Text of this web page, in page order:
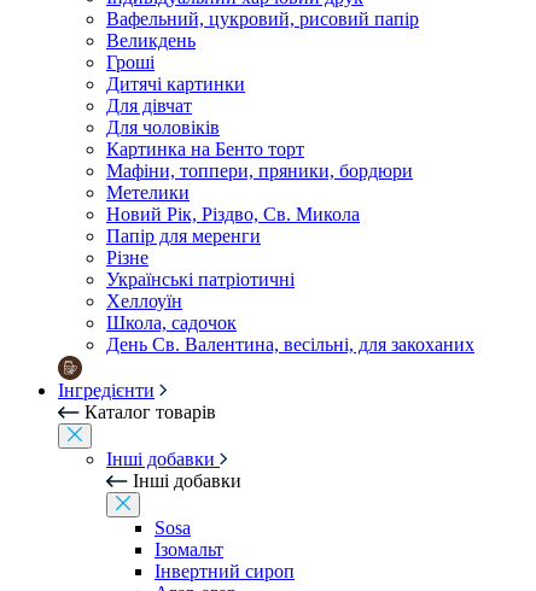
Вафельний, цукровий, рисовий папір
Великдень
Гроші
Дитячі картинки
Для дівчат
Для чоловіків
Картинка на Бенто торт
Мафіни, топпери, пряники, бордюри
Метелики
Новий Рік, Різдво, Св. Микола
Папір для меренги
Різне
Українські патріотичні
Хеллоуїн
Школа, садочок
День Св. Валентина, весільні, для закоханих
Інгредієнти
Каталог товарів
Інші добавки
Інші добавки
Sosa
Ізомальт
Інвертний сироп